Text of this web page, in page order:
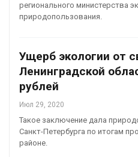
регионального министерства
природопользования.
Ущерб экологии от
Ленинградской
рублей
Июл 29, 2020
Такое заключение дала
Санкт-Петербурга по итогам
районе.